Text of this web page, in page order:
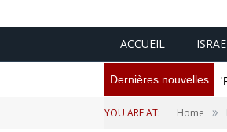
ACCUEIL
Dernières nouvelles
YOU ARE AT: Home »